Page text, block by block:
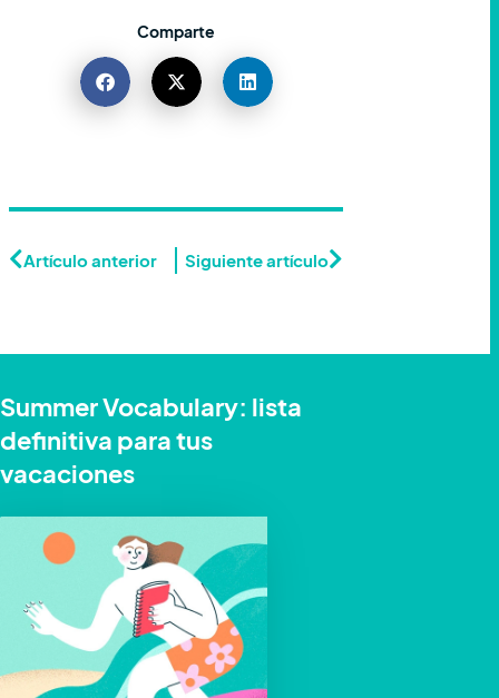
Comparte
Artículo anterior Siguiente artículo
Summer Vocabulary: lista
definitiva para tus
vacaciones